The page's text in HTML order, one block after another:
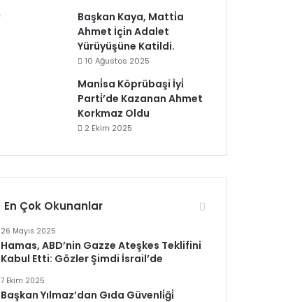
Başkan Kaya, Matti̇a
Ahmet İçi̇n Adalet
Yürüyüşüne Katildi.
10 Ağustos 2025
Mani̇sa Köprübaşi İyi̇
Parti̇’de Kazanan Ahmet
Korkmaz Oldu
2 Ekim 2025
En Çok Okunanlar
26 Mayıs 2025
Hamas, ABD’nin Gazze Ateşkes Teklifini
Kabul Etti: Gözler Şimdi İsrail’de
7 Ekim 2025
Başkan Yılmaz’dan Gıda Güvenli̇ği̇